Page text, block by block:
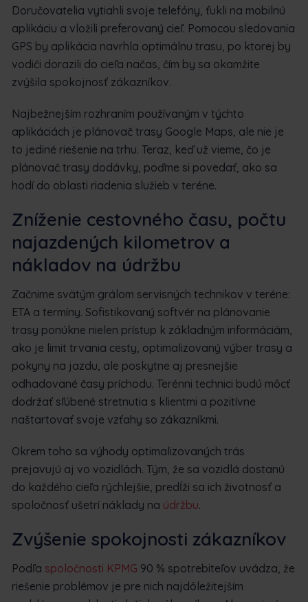
Doručovatelia vytiahli svoje telefóny, ťukli na mobilnú
aplikáciu a vložili preferovaný cieľ. Pomocou sledovania
GPS by aplikácia navrhla optimálnu trasu, po ktorej by
vodiči dorazili do cieľa načas, čím by sa okamžite
zvýšila spokojnosť zákazníkov.
Najbežnejším rozhraním používaným v týchto
aplikáciách je plánovač trasy Google Maps, ale nie je
to jediné riešenie na trhu. Teraz, keď už vieme, čo je
plánovač trasy dodávky, poďme si povedať, ako sa
hodí do oblasti riadenia služieb v teréne.
Zníženie cestovného času, počtu
najazdených kilometrov a
nákladov na údržbu
Začnime svätým grálom servisných technikov v teréne:
ETA a termíny. Sofistikovaný softvér na plánovanie
trasy ponúkne nielen prístup k základným informáciám,
ako je limit trvania cesty, optimalizovaný výber trasy a
pokyny na jazdu, ale poskytne aj presnejšie
odhadované časy príchodu. Terénni technici budú môcť
dodržať sľúbené stretnutia s klientmi a pozitívne
naštartovať svoje vzťahy so zákazníkmi.
Okrem toho sa výhody optimalizovaných trás
prejavujú aj vo vozidlách. Tým, že sa vozidlá dostanú
do každého cieľa rýchlejšie, predĺži sa ich životnosť a
spoločnosť ušetrí náklady na údržbu.
Zvýšenie spokojnosti zákazníkov
Podľa spoločnosti KPMG 90 % spotrebiteľov uvádza, že
riešenie problémov je pre nich najdôležitejším